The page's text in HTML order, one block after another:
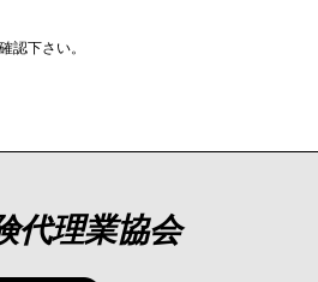
認下さい。
代理業協会